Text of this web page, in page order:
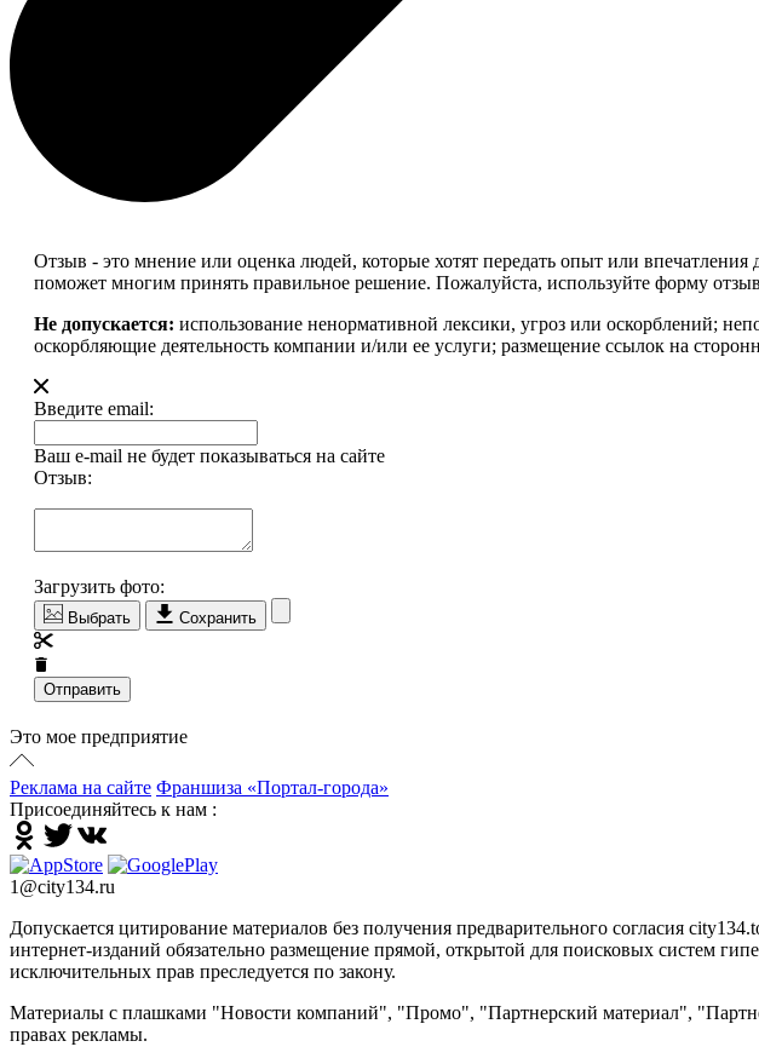
Отзыв - это мнение или оценка людей, которые хотят передать опыт или
поможет многим принять правильное решение. Пожалуйста, используйте форму
Не допускается: использование ненормативной лексики, угроз или оскорблений;
оскорбляющие деятельность компании и/или ее услуги; размещение ссылок на
Введите email:
Ваш e-mail не будет показываться на сайте
Отзыв:
Загрузить фото:
Выбрать Сохранить
Отправить
Это мое предприятие
Реклама на сайте Франшиза «Портал-города»
Присоединяйтесь к нам :
1@city134.ru
Допускается цитирование материалов без получения предварительного согласия
интернет-изданий обязательно размещение прямой, открытой для поисковых систем
исключительных прав преследуется по закону.
Материалы с плашками "Новости компаний", "Промо", "Партнерский материал",
правах рекламы.